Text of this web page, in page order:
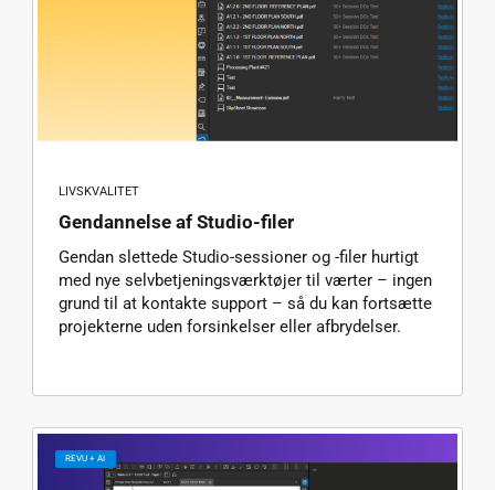
LIVSKVALITET
Gendannelse af Studio-filer
Gendan slettede Studio-sessioner og -filer hurtigt
med nye selvbetjeningsværktøjer til værter – ingen
grund til at kontakte support – så du kan fortsætte
projekterne uden forsinkelser eller afbrydelser.
REVU + AI